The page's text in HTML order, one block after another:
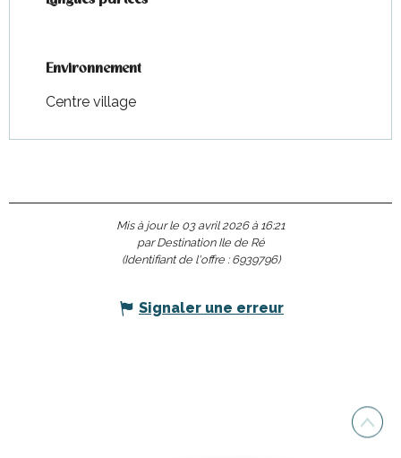
Environnement
Environnement
Centre village
Mis à jour le 03 avril 2026 à 16:21
par Destination Ile de Ré
(Identifiant de l'offre : 6939796)
Signaler une erreur